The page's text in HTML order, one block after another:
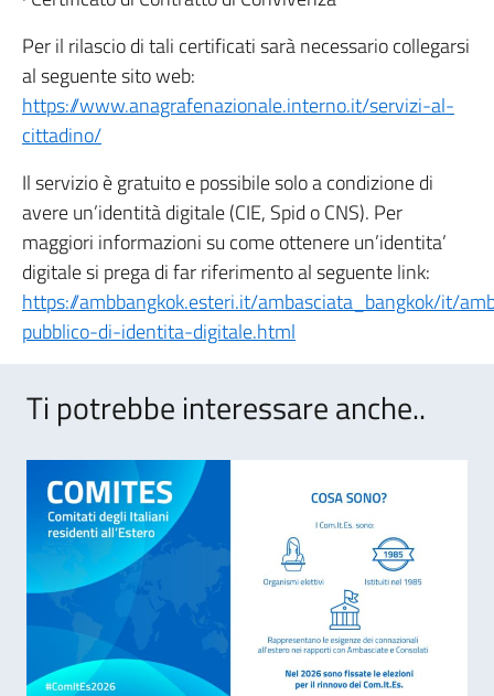
Per il rilascio di tali certificati sarà necessario collegarsi
al seguente sito web:
https://www.anagrafenazionale.interno.it/servizi-al-
cittadino/
Il servizio è gratuito e possibile solo a condizione di
avere un’identità digitale (CIE, Spid o CNS). Per
maggiori informazioni su come ottenere un’identita’
digitale si prega di far riferimento al seguente link:
https://ambbangkok.esteri.it/ambasciata_bangkok/it/
pubblico-di-identita-digitale.html
Ti potrebbe interessare anche..